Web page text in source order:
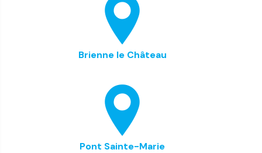
Brienne le Château
Pont Sainte-Marie